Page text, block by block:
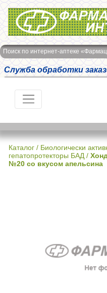
Интернет-аптека Фармация
Поиск по интернет-аптеке
Служба обработки
Каталог / Биологически
гепатопротекторы БАД /
№20 со вкусом апельсина